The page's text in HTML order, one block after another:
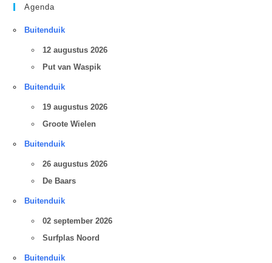
Agenda
Buitenduik
12 augustus 2026
Put van Waspik
Buitenduik
19 augustus 2026
Groote Wielen
Buitenduik
26 augustus 2026
De Baars
Buitenduik
02 september 2026
Surfplas Noord
Buitenduik